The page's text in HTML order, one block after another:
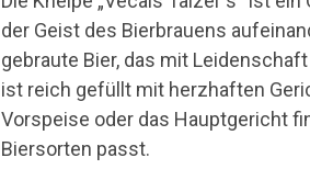
der Geist des Bierbrauens
gebraute Bier, das mit
ist reich gefüllt mit herzhaften
Vorspeise oder das Hauptgericht
Biersorten passt.